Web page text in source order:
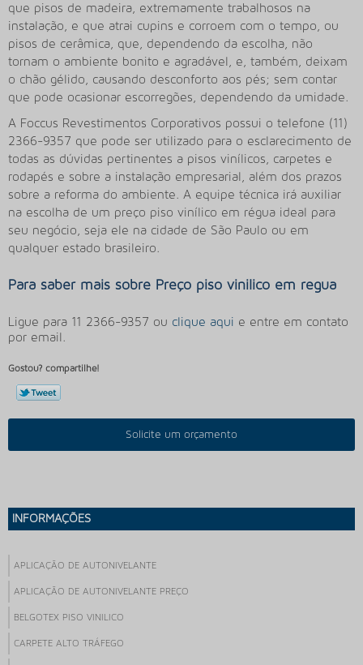
que pisos de madeira, extremamente trabalhosos na
instalação, e que atrai cupins e corroem com o tempo, ou
pisos de cerâmica, que, dependendo da escolha, não
tornam o ambiente bonito e agradável, e, também, deixam
o chão gélido, causando desconforto aos pés; sem contar
que pode ocasionar escorregões, dependendo da umidade.
A Foccus Revestimentos Corporativos possui o telefone (11)
2366-9357 que pode ser utilizado para o esclarecimento de
todas as dúvidas pertinentes a pisos vinílicos, carpetes e
rodapés e sobre a instalação empresarial, além dos prazos
sobre a reforma do ambiente. A equipe técnica irá auxiliar
na escolha de um preço piso vinílico em régua ideal para
seu negócio, seja ele na cidade de São Paulo ou em
qualquer estado brasileiro.
Para saber mais sobre Preço piso vinilico em regua
Ligue para 11 2366-9357 ou clique aqui e entre em contato
por email.
Gostou? compartilhe!
Solicite um orçamento
INFORMAÇÕES
APLICAÇÃO DE AUTONIVELANTE
APLICAÇÃO DE AUTONIVELANTE PREÇO
BELGOTEX PISO VINILICO
CARPETE ALTO TRÁFEGO